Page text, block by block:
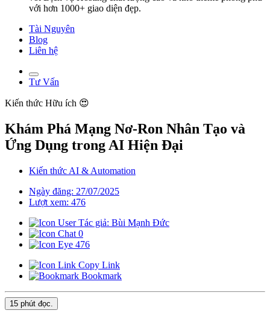
với hơn 1000+ giao diện đẹp.
Tài Nguyên
Blog
Liên hệ
Tư Vấn
Kiến thức Hữu ích 😍
Khám Phá Mạng Nơ-Ron Nhân Tạo và
Ứng Dụng trong AI Hiện Đại
Kiến thức AI & Automation
Ngày đăng: 27/07/2025
Lượt xem: 476
Tác giả: Bùi Mạnh Đức
0
476
Copy Link
Bookmark
15 phút đọc.